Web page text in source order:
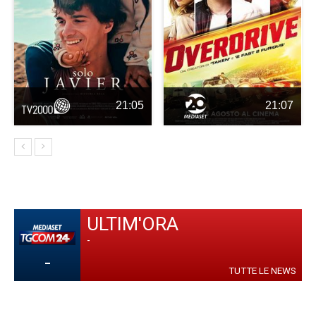
21:05 21:07
-
ULTIM'ORA
-
TUTTE LE NEWS